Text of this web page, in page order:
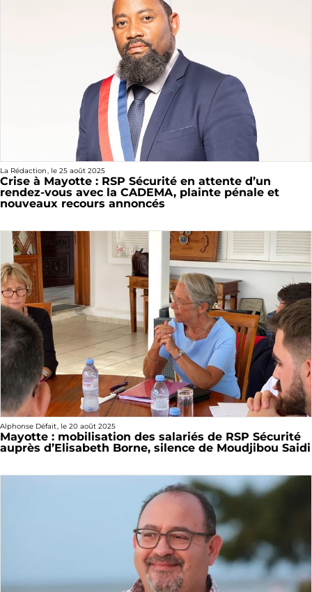
La Rédaction, le 25 août 2025
Crise à Mayotte : RSP Sécurité en attente d’un
rendez-vous avec la CADEMA, plainte pénale et
nouveaux recours annoncés
Alphonse Défait, le 20 août 2025
Mayotte : mobilisation des salariés de RSP Sécurité
auprès d’Elisabeth Borne, silence de Moudjibou Saidi